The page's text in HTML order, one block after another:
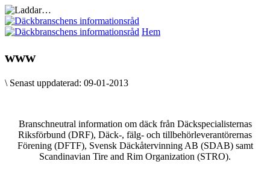
Hem
www
\ Senast uppdaterad: 09-01-2013
Branschneutral information om däck från Däckspecialisternas
Riksförbund (DRF), Däck-, fälg- och tillbehörleverantörernas
Förening (DFTF), Svensk Däckåtervinning AB (SDAB) samt
Scandinavian Tire and Rim Organization (STRO).